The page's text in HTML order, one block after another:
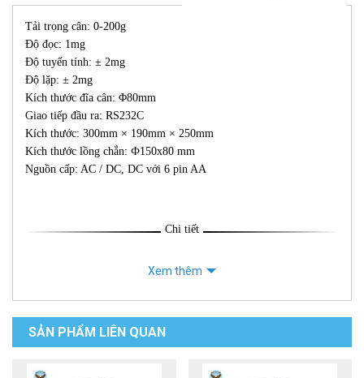
Tải trọng cân: 0-200g
Độ đọc: 1mg
Độ tuyến tính: ± 2mg
Độ lặp: ± 2mg
Kích thước đĩa cân: Φ80mm
Giao tiếp đầu ra: RS232C
Kích thước: 300mm × 190mm × 250mm
Kích thước lồng chắn: Ф150x80 mm
Nguồn cấp: AC / DC, DC với 6 pin AA
Chi tiết
Xem thêm
SẢN PHẨM LIÊN QUAN